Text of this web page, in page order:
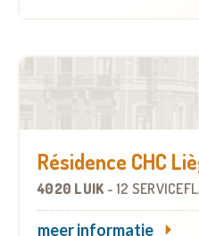
Résidence CHC
4020 LUIK - 12
meer informatie